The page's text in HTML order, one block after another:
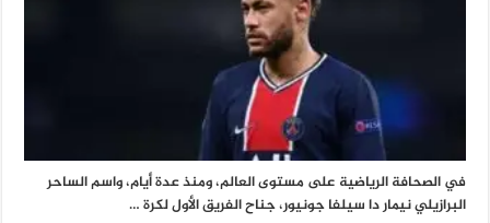
في الصحافة الرياضية على مستوى العالم، ومنذ عدة أيام، واسم الساحر
البرازيلي نيمار دا سيلفا جونيور، جناح الفريق الأول لكرة …